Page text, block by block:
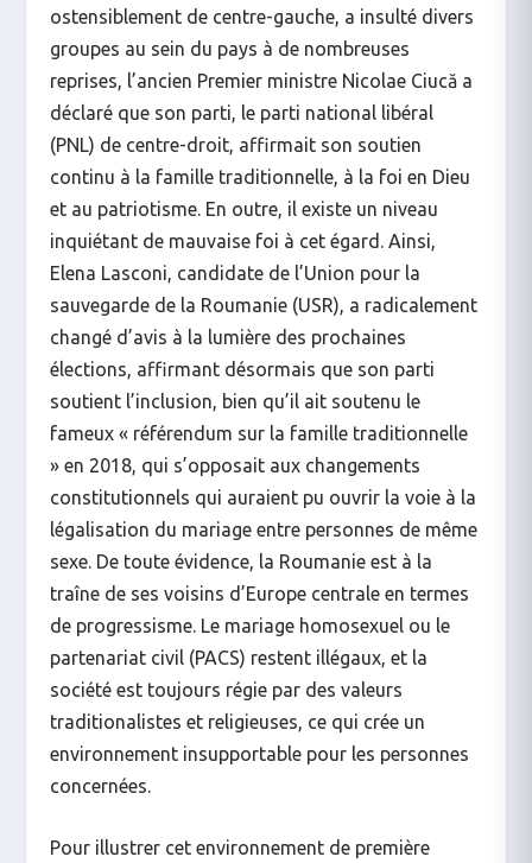
ostensiblement de centre-gauche, a insulté divers
groupes au sein du pays à de nombreuses
reprises, l’ancien Premier ministre Nicolae Ciucă a
déclaré que son parti, le parti national libéral
(PNL) de centre-droit, affirmait son soutien
continu à la famille traditionnelle, à la foi en Dieu
et au patriotisme. En outre, il existe un niveau
inquiétant de mauvaise foi à cet égard. Ainsi,
Elena Lasconi, candidate de l’Union pour la
sauvegarde de la Roumanie (USR), a radicalement
changé d’avis à la lumière des prochaines
élections, affirmant désormais que son parti
soutient l’inclusion, bien qu’il ait soutenu le
fameux « référendum sur la famille traditionnelle
» en 2018, qui s’opposait aux changements
constitutionnels qui auraient pu ouvrir la voie à la
légalisation du mariage entre personnes de même
sexe. De toute évidence, la Roumanie est à la
traîne de ses voisins d’Europe centrale en termes
de progressisme. Le mariage homosexuel ou le
partenariat civil (PACS) restent illégaux, et la
société est toujours régie par des valeurs
traditionalistes et religieuses, ce qui crée un
environnement insupportable pour les personnes
concernées.
Pour illustrer cet environnement de première